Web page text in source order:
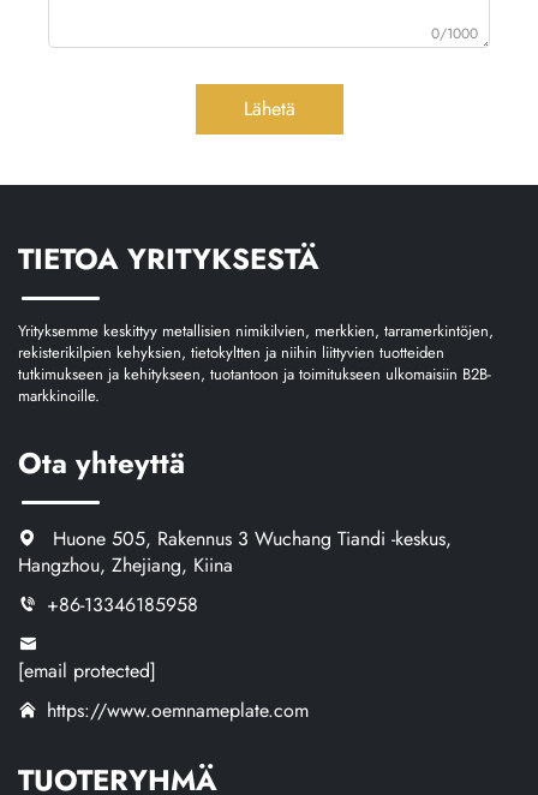
0/1000
Lähetä
TIETOA YRITYKSESTÄ
Yrityksemme keskittyy metallisien nimikilvien, merkkien, tarramerkintöjen,
rekisterikilpien kehyksien, tietokyltten ja niihin liittyvien tuotteiden
tutkimukseen ja kehitykseen, tuotantoon ja toimitukseen ulkomaisiin B2B-
markkinoille.
Ota yhteyttä
Huone 505, Rakennus 3 Wuchang Tiandi -keskus,
Hangzhou, Zhejiang, Kiina
+86-13346185958
[email protected]
https://www.oemnameplate.com
TUOTERYHMÄ